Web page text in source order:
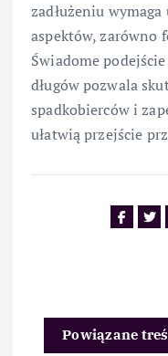
zadłużeniu
aspektów, zarówno
Świadome
długów pozwala
spadkobierców i
ułatwią przejście
Powiązane